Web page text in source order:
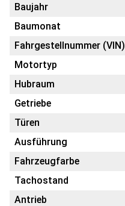
Baujahr
Baumonat
Fahrgestellnummer (VIN)
Motortyp
Hubraum
Getriebe
Türen
Ausführung
Fahrzeugfarbe
Tachostand
Antrieb